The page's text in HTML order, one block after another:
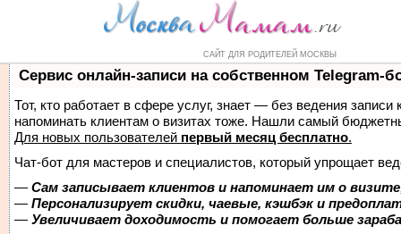
САЙТ ДЛЯ РОДИТЕЛЕЙ МОСКВЫ
Форум Маркет Справочник
Сервис онлайн-записи на собственном Telegram-
Тот, кто работает в сфере услуг, знает — без ведения
напоминать клиентам о визитах тоже. Нашли самый
Для новых пользователей первый месяц бесплатно.
Чат-бот для мастеров и специалистов, который упрощает
— Сам записывает клиентов и напоминает им о
— Персонализирует скидки, чаевые, кэшбэк и
— Увеличивает доходимость и помогает больше